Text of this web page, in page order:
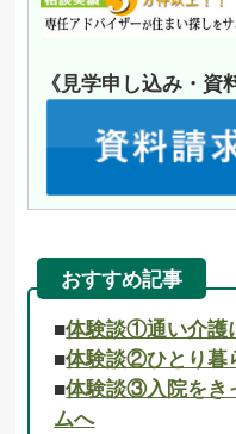
《見学申し込み・資
おすすめ記事
■体験談①通い介護
■体験談②ひとり暮
■体験談③入院をき
ムへ